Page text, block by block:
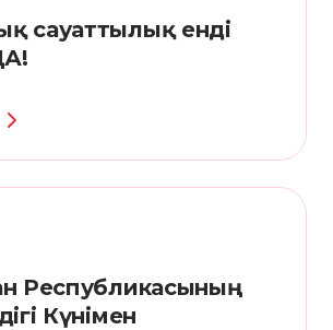
сауаттылық енді
Республикасының
Күнімен